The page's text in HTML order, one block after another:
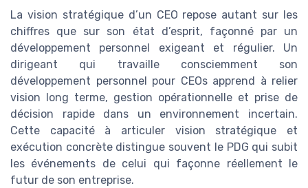
La vision stratégique d’un CEO repose autant sur les
chiffres que sur son état d’esprit, façonné par un
développement personnel exigeant et régulier. Un
dirigeant qui travaille consciemment son
développement personnel pour CEOs apprend à relier
vision long terme, gestion opérationnelle et prise de
décision rapide dans un environnement incertain.
Cette capacité à articuler vision stratégique et
exécution concrète distingue souvent le PDG qui subit
les événements de celui qui façonne réellement le
futur de son entreprise.